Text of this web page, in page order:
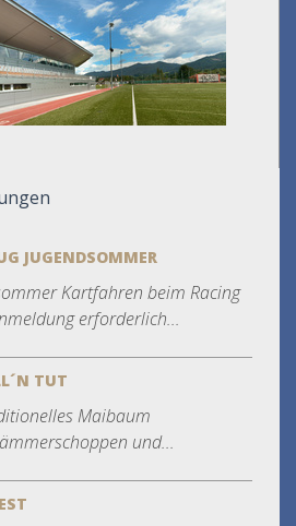
JUGENDSOMMER
Kartfahren beim Racing
erforderlich...
TUT
Maibaum
und...